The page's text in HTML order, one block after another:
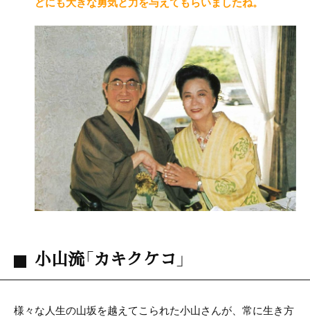
小山流「カキクケコ」
様々な人生の山坂を越えてこられた小山さんが、常に生き方